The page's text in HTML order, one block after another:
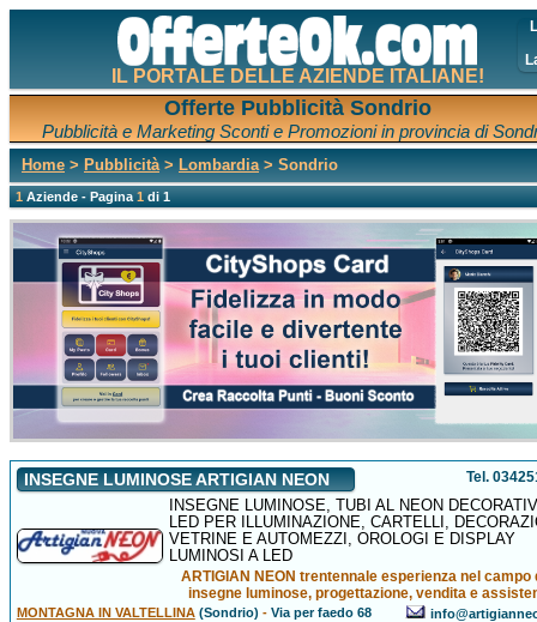
IL PORTALE DELLE AZIENDE ITALIANE!
Offerte Pubblicità Sondrio
Pubblicità e Marketing Sconti e Promozioni in provincia di
Home > Pubblicità> Lombardia> Sondrio
1Aziende - Pagina1di 1
INSEGNE LUMINOSE ARTIGIAN NEON Tel.
INSEGNE LUMINOSE, TUBI AL NEON
LED PER ILLUMINAZIONE, CARTELLI,
VETRINE E AUTOMEZZI, OROLOGI E DISPLAY
LUMINOSI A LED
ARTIGIAN NEON trentennale esperienza nel campo
insegne luminose, progettazione, vendita e
MONTAGNA IN VALTELLINA(Sondrio) -Via per faedo 68